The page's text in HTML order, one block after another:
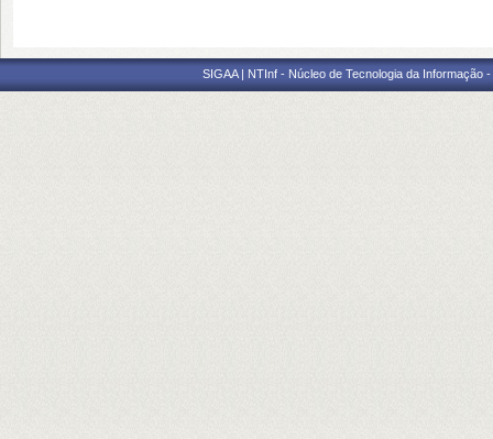
SIGAA | NTInf - Núcleo de Tecnologia da